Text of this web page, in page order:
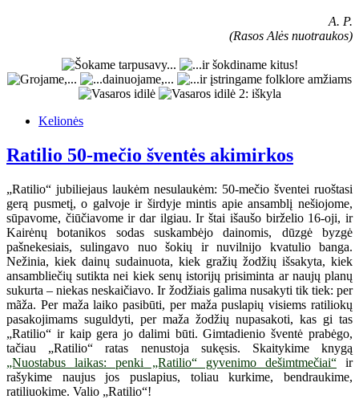
A. P.
(Rasos Alės nuotraukos)
Kelionės
Ratilio 50-mečio šventės akimirkos
„Ratilio“ jubiliejaus laukėm nesulaukėm: 50-mečio šventei ruoštasi
gerą pusmetį, o galvoje ir širdyje mintis apie ansamblį nešiojome,
sūpavome, čiūčiavome ir dar ilgiau. Ir štai išaušo birželio 16-oji, ir
Kairėnų botanikos sodas suskambėjo dainomis, dūzgė byzgė
pašnekesiais, sulingavo nuo šokių ir nuvilnijo kvatulio banga.
Nežinia, kiek dainų sudainuota, kiek gražių žodžių išsakyta, kiek
ansambliečių sutikta nei kiek senų istorijų prisiminta ar naujų planų
sukurta – niekas neskaičiavo. Ir žodžiais galima nusakyti tik tiek: per
mãža. Per maža laiko pasibūti, per maža puslapių visiems ratiliokų
pasakojimams suguldyti, per maža žodžių nupasakoti, kas gi tas
„Ratilio“ ir kaip gera jo dalimi būti. Gimtadienio šventė prabėgo,
tačiau „Ratilio“ ratas nenustoja sukęsis. Skaitykime knygą
„Nuostabus laikas: penki „Ratilio“ gyvenimo dešimtmečiai“ ir
rašykime naujus jos puslapius, toliau kurkime, bendraukime,
ratiliuokime. Valio „Ratilio“!